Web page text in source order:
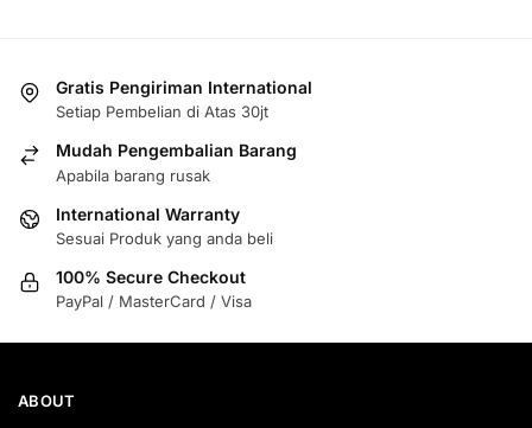
Gratis Pengiriman International
Setiap Pembelian di Atas 30jt
Mudah Pengembalian Barang
Apabila barang rusak
International Warranty
Sesuai Produk yang anda beli
100% Secure Checkout
PayPal / MasterCard / Visa
ABOUT